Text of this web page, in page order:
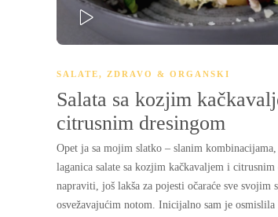
SALATE, ZDRAVO & ORGANSKI
Salata sa kozjim
citrusnim dresingom
Opet ja sa mojim slatko – slanim
laganica salate sa kozjim kačkavaljem i
napraviti, još lakša za pojesti očaraće sve svojim
osvežavajućim notom. Inicijalno sam je